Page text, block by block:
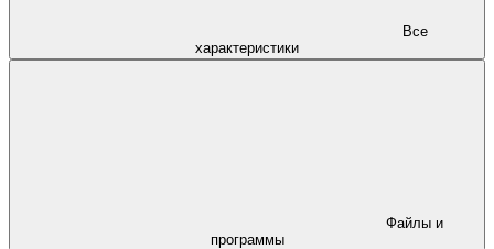
характеристики
программы